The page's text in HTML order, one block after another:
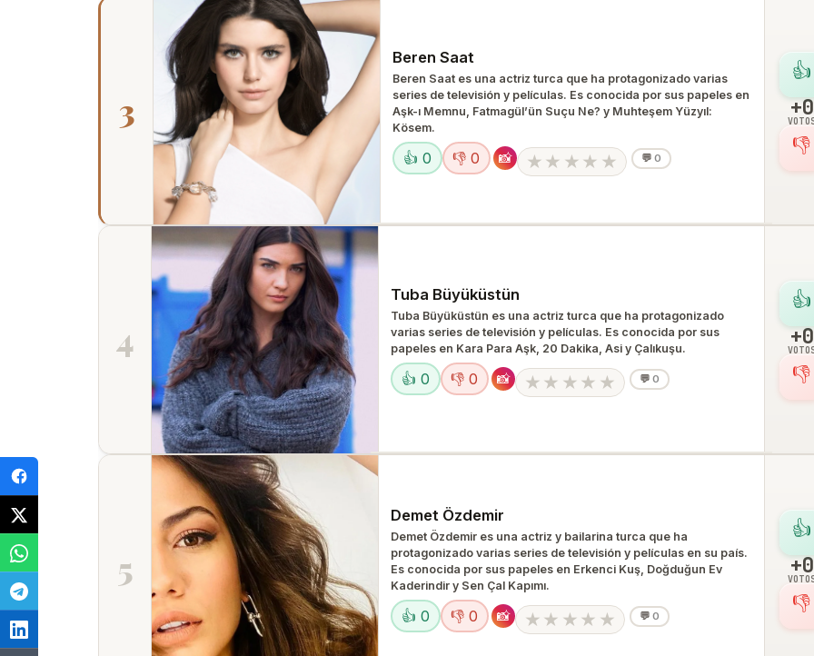
3
Beren Saat
Beren Saat es una actriz turca que ha protagonizado varias
series de televisión y películas. Es conocida por sus papeles en
Aşk-ı Memnu, Fatmagül’ün Suçu Ne? y Muhteşem Yüzyıl:
Kösem.
👍 0 👎 0 📸 ★ ★ ★ ★ ★ 💬 0
👍
+0
👎
4
Tuba Büyüküstün
Tuba Büyüküstün es una actriz turca que ha protagonizado
varias series de televisión y películas. Es conocida por sus
papeles en Kara Para Aşk, 20 Dakika, Asi y Çalıkuşu.
👍 0 👎 0 📸 ★ ★ ★ ★ ★ 💬 0
👍
+0
👎
5
Demet Özdemir
Demet Özdemir es una actriz y bailarina turca que ha
protagonizado varias series de televisión y películas en su país.
Es conocida por sus papeles en Erkenci Kuş, Doğduğun Ev
Kaderindir y Sen Çal Kapımı.
👍 0 👎 0 📸 ★ ★ ★ ★ ★ 💬 0
👍
+0
👎